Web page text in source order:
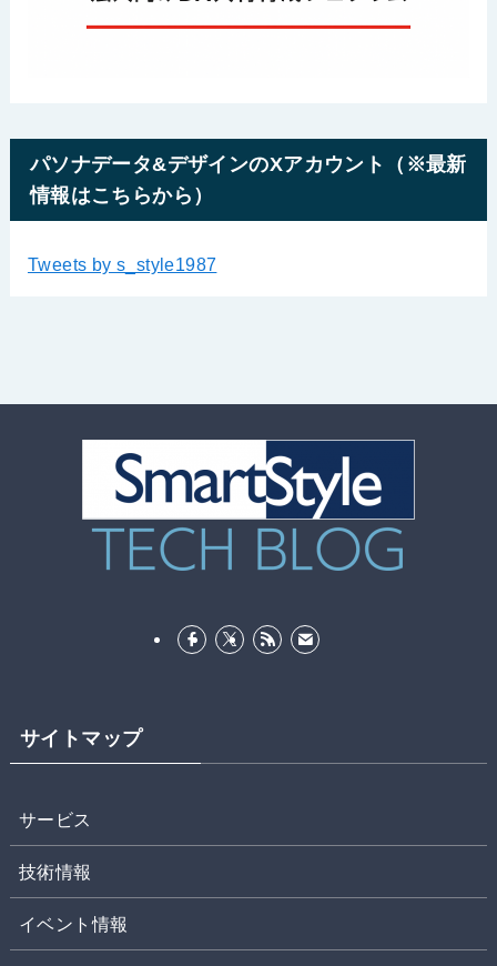
パソナデータ&デザインのXアカウント（※最新
情報はこちらから）
Tweets by s_style1987
サイトマップ
サービス
技術情報
イベント情報